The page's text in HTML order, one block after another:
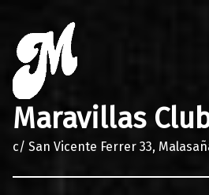
Maravillas
c/ San Vicente Ferrer 33,